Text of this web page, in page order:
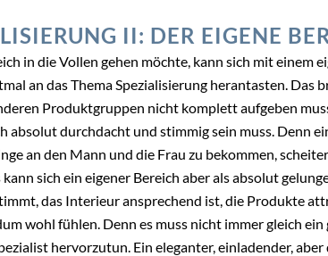
II: DER EIGENE
in die Vollen gehen möchte, kann sich mit einem
an das Thema Spezialisierung herantasten. Das
Produktgruppen nicht komplett aufgeben
absolut durchdacht und stimmig sein muss. Denn
an den Mann und die Frau zu bekommen,
sich ein eigener Bereich aber als absolut
das Interieur ansprechend ist, die Produkte
wohl fühlen. Denn es muss nicht immer gleich
hervorzutun. Ein eleganter, einladender,